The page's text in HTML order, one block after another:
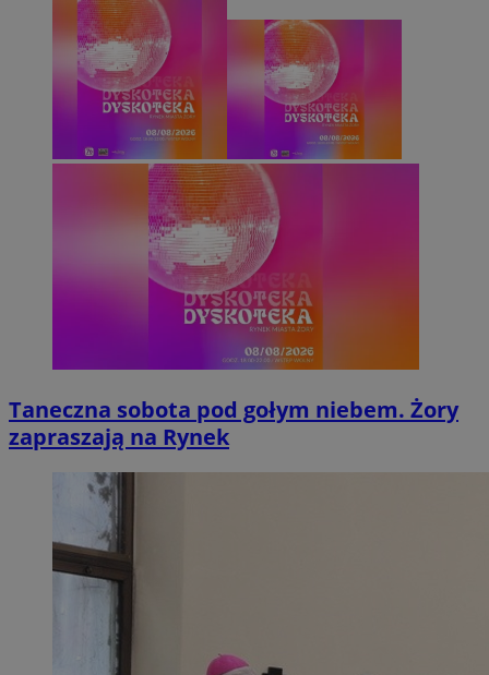
Taneczna sobota pod gołym niebem. Żory
zapraszają na Rynek